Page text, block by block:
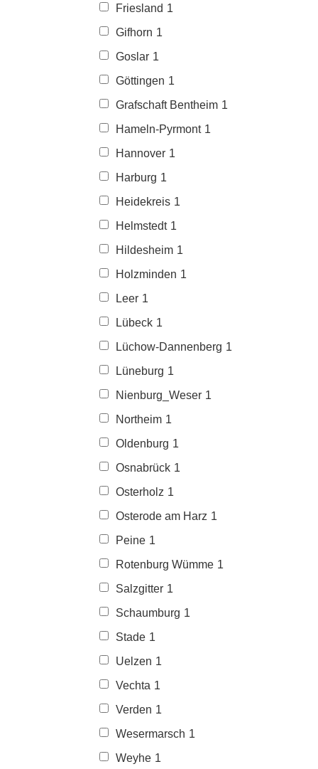
Friesland 1
Gifhorn 1
Goslar 1
Göttingen 1
Grafschaft Bentheim 1
Hameln-Pyrmont 1
Hannover 1
Harburg 1
Heidekreis 1
Helmstedt 1
Hildesheim 1
Holzminden 1
Leer 1
Lübeck 1
Lüchow-Dannenberg 1
Lüneburg 1
Nienburg_Weser 1
Northeim 1
Oldenburg 1
Osnabrück 1
Osterholz 1
Osterode am Harz 1
Peine 1
Rotenburg Wümme 1
Salzgitter 1
Schaumburg 1
Stade 1
Uelzen 1
Vechta 1
Verden 1
Wesermarsch 1
Weyhe 1